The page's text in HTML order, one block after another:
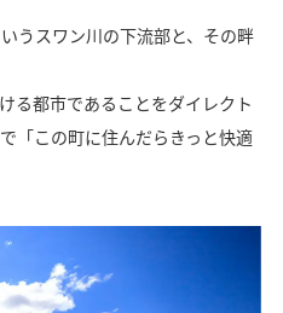
うスワン川の下流部と、その畔
る都市であることをダイレクト
「この町に住んだらきっと快適